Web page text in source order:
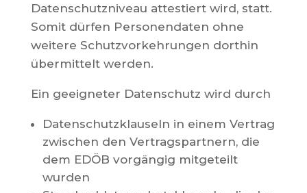
Datenschutzniveau attestiert wird, statt.
Somit dürfen Personendaten ohne
weitere Schutzvorkehrungen dorthin
übermittelt werden.
Ein geeigneter Datenschutz wird durch
Datenschutzklauseln in einem Vertrag
zwischen den Vertragspartnern, die
dem EDÖB vorgängig mitgeteilt
wurden